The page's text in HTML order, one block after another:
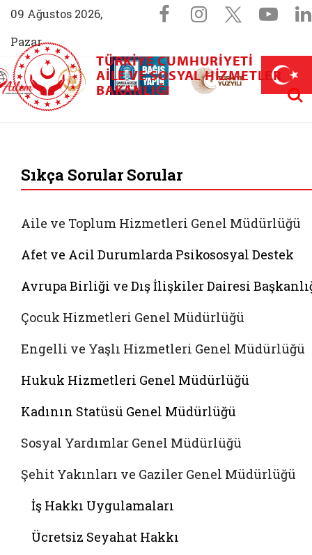
09 Ağustos 2026,
Pazar
Sosyal
Facebook
Instagram
X
Aile (yeni sekmede açılır)
AİLEM İletişim Merkezi (yeni sekmede açılır)
Aile ve Nüfus On Yılı (yeni sekmede açılır)
Darülaceze bağış sayfası (yeni
TÜRKIYE CUMHURIYETI
AILE VE SOSYAL HIZMETLER
BAKANLIĞI
Sıkça Sorular Sorular
Aile ve Toplum Hizmetleri Genel Müdürlüğü
Afet ve Acil Durumlarda Psikososyal Destek
Avrupa Birliği ve Dış İlişkiler Dairesi
Çocuk Hizmetleri Genel Müdürlüğü
Engelli ve Yaşlı Hizmetleri Genel Müdürlüğü
Hukuk Hizmetleri Genel Müdürlüğü
Kadının Statüsü Genel Müdürlüğü
Sosyal Yardımlar Genel Müdürlüğü
Şehit Yakınları ve Gaziler Genel Müdürlüğü
İş Hakkı Uygulamaları
Ücretsiz Seyahat Hakkı